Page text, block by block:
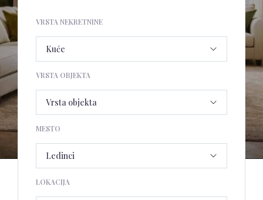
VRSTA NEKRETNINE
VRSTA OBJEKTA
MESTO
LOKACIJA